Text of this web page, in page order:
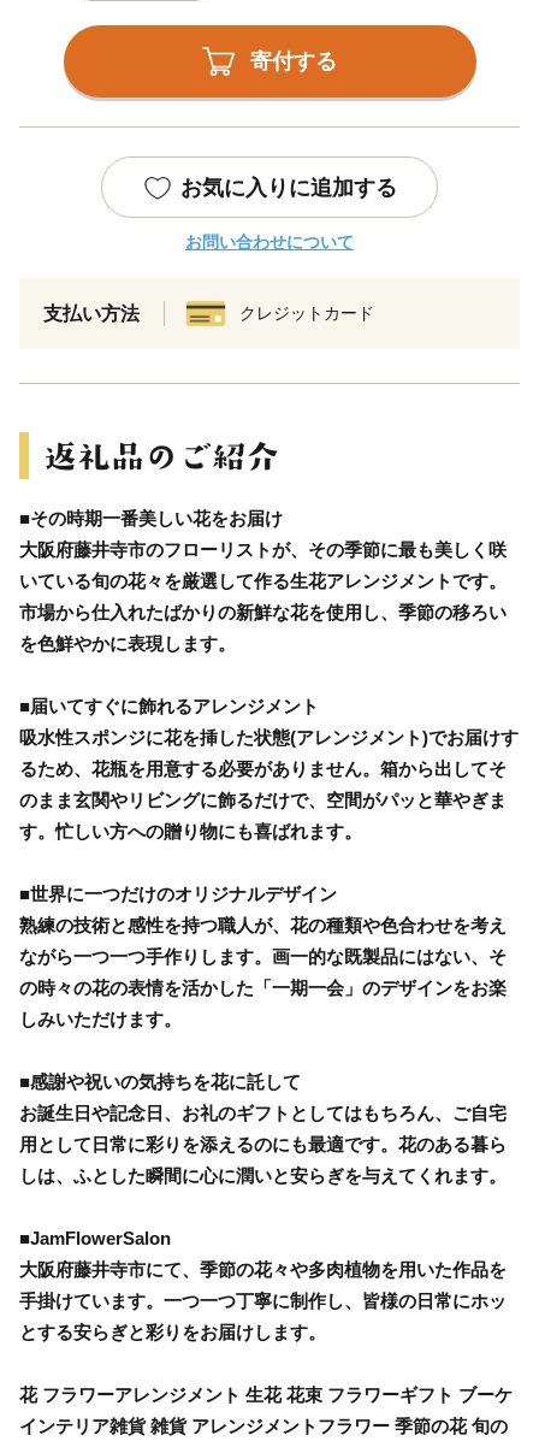
寄付する
お気に入りに追加する
お問い合わせについて
支払い方法 クレジットカード
■その時期一番美しい花をお届け
大阪府藤井寺市のフローリストが、その季節に最も美しく咲
いている旬の花々を厳選して作る生花アレンジメントです。
市場から仕入れたばかりの新鮮な花を使用し、季節の移ろい
を色鮮やかに表現します。
■届いてすぐに飾れるアレンジメント
吸水性スポンジに花を挿した状態(アレンジメント)でお届けす
るため、花瓶を用意する必要がありません。箱から出してそ
のまま玄関やリビングに飾るだけで、空間がパッと華やぎま
す。忙しい方への贈り物にも喜ばれます。
■世界に一つだけのオリジナルデザイン
熟練の技術と感性を持つ職人が、花の種類や色合わせを考え
ながら一つ一つ手作りします。画一的な既製品にはない、そ
の時々の花の表情を活かした「一期一会」のデザインをお楽
しみいただけます。
■感謝や祝いの気持ちを花に託して
お誕生日や記念日、お礼のギフトとしてはもちろん、ご自宅
用として日常に彩りを添えるのにも最適です。花のある暮ら
しは、ふとした瞬間に心に潤いと安らぎを与えてくれます。
■JamFlowerSalon
大阪府藤井寺市にて、季節の花々や多肉植物を用いた作品を
手掛けています。一つ一つ丁寧に制作し、皆様の日常にホッ
とする安らぎと彩りをお届けします。
花 フラワーアレンジメント 生花 花束 フラワーギフト ブーケ
インテリア雑貨 雑貨 アレンジメントフラワー 季節の花 旬の